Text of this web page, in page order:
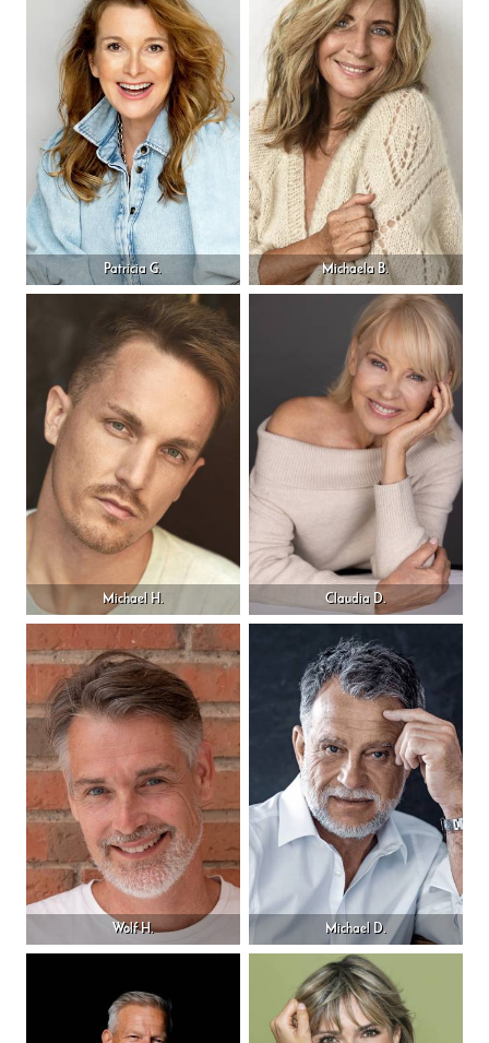
Patricia G. Michaela B.
Michael H. Claudia D.
Wolf H. Michael D.